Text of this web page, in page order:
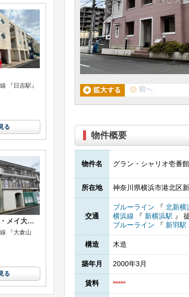
前へ
物件概要
物件名 グラン・シャリオ壱番館
所在地 神奈川県横浜市港北区
交通
ブルーライン 『 北新横
横浜線
『 新横浜駅 』
ブルーライン
『 新羽駅
構造 木造
築年月 2000年3月
賃料 *****
『日吉駅』
る
コンドミニアム・メイ大倉山
『大倉山
る